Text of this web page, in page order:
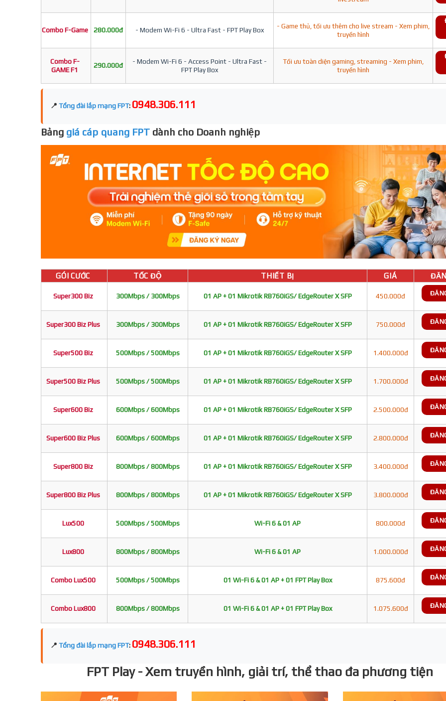
Combo F-Game 280.000đ - Modem Wi-Fi 6 - Ultra Fast - FPT Play Box
- Game thủ, tối ưu thêm cho live stream - Xem phim,
truyền hình
Combo F-
GAME F1
290.000đ
- Modem Wi-Fi 6 - Access Point - Ultra Fast -
FPT Play Box
Tối ưu toàn diện gaming, streaming - Xem phim,
truyền hình
📍 Tổng đài lắp mạng FPT: 0948.306.111
Bảng giá cáp quang FPT dành cho Doanh nghiệp
GÓI CƯỚC TỐC ĐỘ THIẾT BỊ GIÁ
Super300 Biz 300Mbps / 300Mbps 01 AP + 01 Mikrotik RB760iGS/ EdgeRouter X SFP 450.000đ
Super300 Biz Plus 300Mbps / 300Mbps 01 AP + 01 Mikrotik RB760iGS/ EdgeRouter X SFP 750.000đ
Super500 Biz 500Mbps / 500Mbps 01 AP + 01 Mikrotik RB760iGS/ EdgeRouter X SFP 1.400.000đ
Super500 Biz Plus 500Mbps / 500Mbps 01 AP + 01 Mikrotik RB760iGS/ EdgeRouter X SFP 1.700.000đ
Super600 Biz 600Mbps / 600Mbps 01 AP + 01 Mikrotik RB760iGS/ EdgeRouter X SFP 2.500.000đ
Super600 Biz Plus 600Mbps / 600Mbps 01 AP + 01 Mikrotik RB760iGS/ EdgeRouter X SFP 2.800.000đ
Super800 Biz 800Mbps / 800Mbps 01 AP + 01 Mikrotik RB760iGS/ EdgeRouter X SFP 3.400.000đ
Super800 Biz Plus 800Mbps / 800Mbps 01 AP + 01 Mikrotik RB760iGS/ EdgeRouter X SFP 3.800.000đ
Lux500 500Mbps / 500Mbps Wi-Fi 6 & 01 AP 800.000đ
Lux800 800Mbps / 800Mbps Wi-Fi 6 & 01 AP 1.000.000đ
Combo Lux500 500Mbps / 500Mbps 01 Wi-Fi 6 & 01 AP + 01 FPT Play Box 875.600đ
Combo Lux800 800Mbps / 800Mbps 01 Wi-Fi 6 & 01 AP + 01 FPT Play Box 1.075.600đ
📍 Tổng đài lắp mạng FPT: 0948.306.111
FPT Play - Xem truyền hình, giải trí, thể thao đa phương tiện